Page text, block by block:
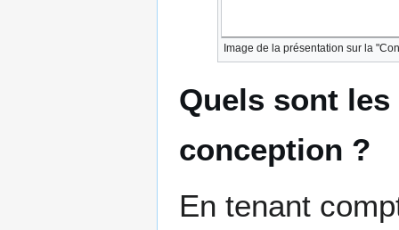
Image de la présentation sur la
Quels sont
conception ?
En tenant